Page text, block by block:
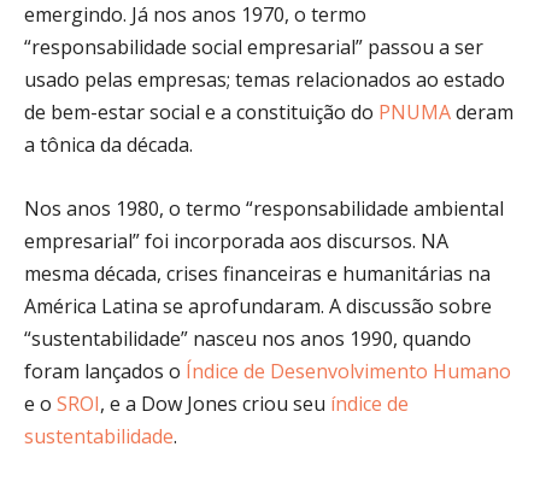
emergindo. Já nos anos 1970, o termo
“responsabilidade social empresarial” passou a ser
usado pelas empresas; temas relacionados ao estado
de bem-estar social e a constituição do PNUMAderam
a tônica da década.
Nos anos 1980, o termo “responsabilidade ambiental
empresarial” foi incorporada aos discursos. NA
mesma década, crises financeiras e humanitárias na
América Latina se aprofundaram. A discussão sobre
“sustentabilidade” nasceu nos anos 1990, quando
foram lançados o Índice de Desenvolvimento Humano
e o SROI, e a Dow Jones criou seu índice de
sustentabilidade.